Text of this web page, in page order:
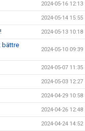
2024-05-16 12:13
2024-05-14 15:55
2024-05-13 10:18
bättre
2024-05-10 09:39
2024-05-07 11:35
2024-05-03 12:27
2024-04-29 10:58
2024-04-26 12:48
2024-04-24 14:52